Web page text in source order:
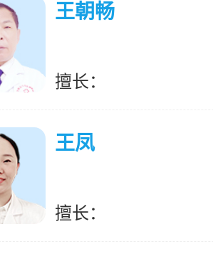
王朝畅
擅长：
王凤
擅长：